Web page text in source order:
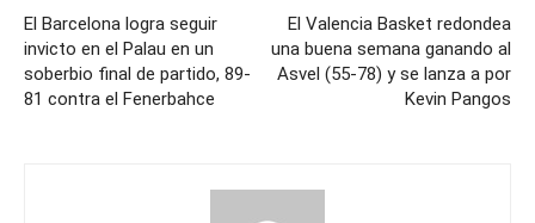
El Barcelona logra seguir
invicto en el Palau en un
soberbio final de partido, 89-
81 contra el Fenerbahce
El Valencia Basket redondea
una buena semana ganando al
Asvel (55-78) y se lanza a por
Kevin Pangos